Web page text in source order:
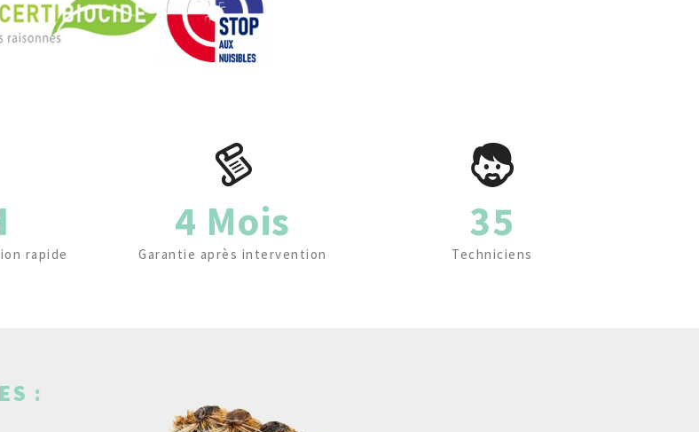
rapide
4 Mois
Garantie après intervention
35
Techniciens
: